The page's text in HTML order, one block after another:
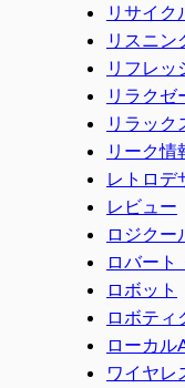
リサイク
リスニン
リフレッ
リラクゼ
リラック
リーク情
レトロデ
レビュー
ロジクー
ロバート
ロボット
ロボティ
ローカル
ワイヤレ